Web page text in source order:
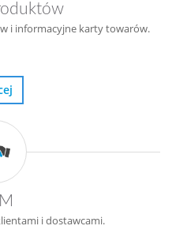
i informacyjne karty towarów.
i dostawcami.